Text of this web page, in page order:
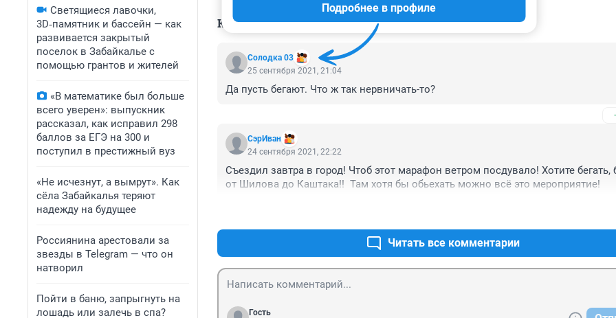
Светящиеся лавочки,
3D‑памятник и бассейн — как
развивается закрытый
поселок в Забайкалье с
помощью грантов и жителей
«В математике был больше
всего уверен»: выпускник
рассказал, как исправил 298
баллов за ЕГЭ на 300 и
поступил в престижный вуз
«Не исчезнут, а вымрут». Как
сёла Забайкалья теряют
надежду на будущее
Россиянина арестовали за
звезды в Telegram — что он
натворил
Пойти в баню, запрыгнуть на
лошадь или залечь в спа?
КОММЕНТАРИИ 9
Солодка 03
Подробнее в профиле
25 сентября 2021, 21:04
Да пусть бегают. Что ж так нервничать-то?
СэрИван
24 сентября 2021, 22:22
Съездил завтра в город! Чтоб этот марафон ветром посдувало! Хотите бегать,
от Шилова до Каштака!!  Там хотя бы обьехать можно всё это мероприятие!
Читать все комментарии
Гость